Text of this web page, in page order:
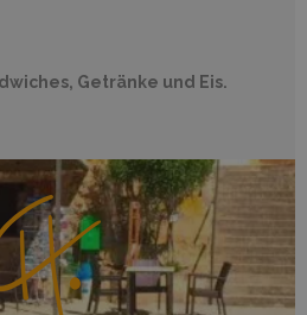
Getränke und Eis.